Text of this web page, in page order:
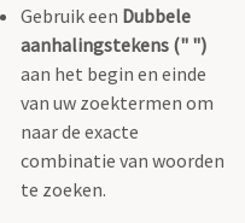
Gebruik een Dubbele
aanhalingstekens (" ")
aan het begin en einde
van uw zoektermen om
naar de exacte
combinatie van woorden
te zoeken.